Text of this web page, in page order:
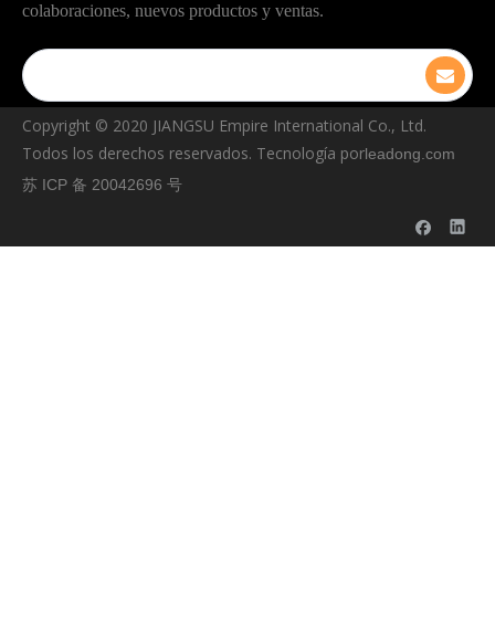
colaboraciones, nuevos productos y ventas.
Copyright © ️2020 JIANGSU Empire International Co., Ltd.
Todos los derechos reservados. Tecnología porleadong.com
苏 ICP 备 20042696 号